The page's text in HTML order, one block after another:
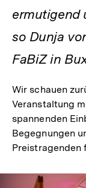
ermutigend
so Dunja
FaBiZ in
Wir schauen
Veranstaltung
spannenden
Begegnungen
Preistragenden